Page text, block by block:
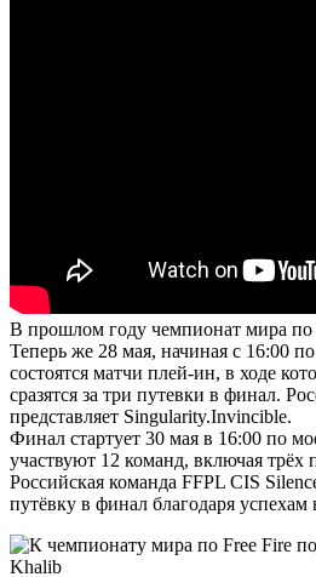
В прошлом году чемпионат мира по
Теперь же 28 мая, начиная с 16:00
состоятся матчи плей-ин, в ходе
сразятся за три путевки в финал.
представляет Singularity.Invincible.
Финал стартует 30 мая в 16:00 по
участвуют 12 команд, включая трёх
Российская команда FFPL CIS
путёвку в финал благодаря успехам